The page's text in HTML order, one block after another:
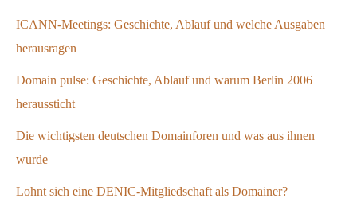
ICANN-Meetings: Geschichte, Ablauf und welche Ausgaben
herausragen
Domain pulse: Geschichte, Ablauf und warum Berlin 2006
heraussticht
Die wichtigsten deutschen Domainforen und was aus ihnen
wurde
Lohnt sich eine DENIC-Mitgliedschaft als Domainer?